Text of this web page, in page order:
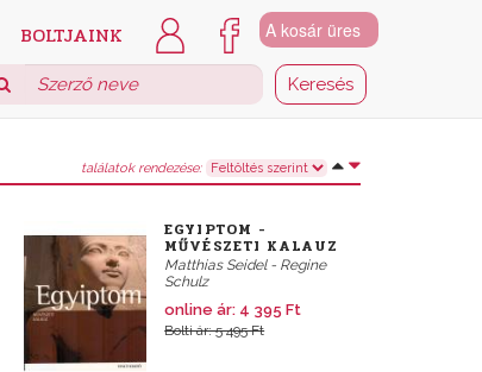
A kosár üres
BOLTJAINK
találatok rendezése:
EGYIPTOM -
MŰVÉSZETI KALAUZ
Matthias Seidel - Regine
Schulz
online ár: 4 395 Ft
Bolti ár: 5 495 Ft